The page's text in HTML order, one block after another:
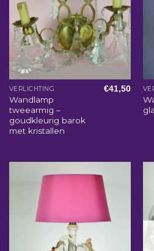
VERLICHTING
Wandlamp
tweearmig –
goudkleurig barok
met kristallen
€41,50